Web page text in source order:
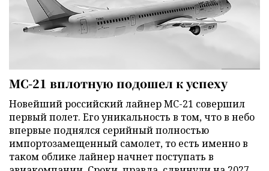
МС-21 вплотную подошел к успеху
Новейший российский лайнер МС-21 совершил
первый полет. Его уникальность в том, что в небо
впервые поднялся серийный полностью
импортозамещенный самолет, то есть именно в
таком облике лайнер начнет поступать в